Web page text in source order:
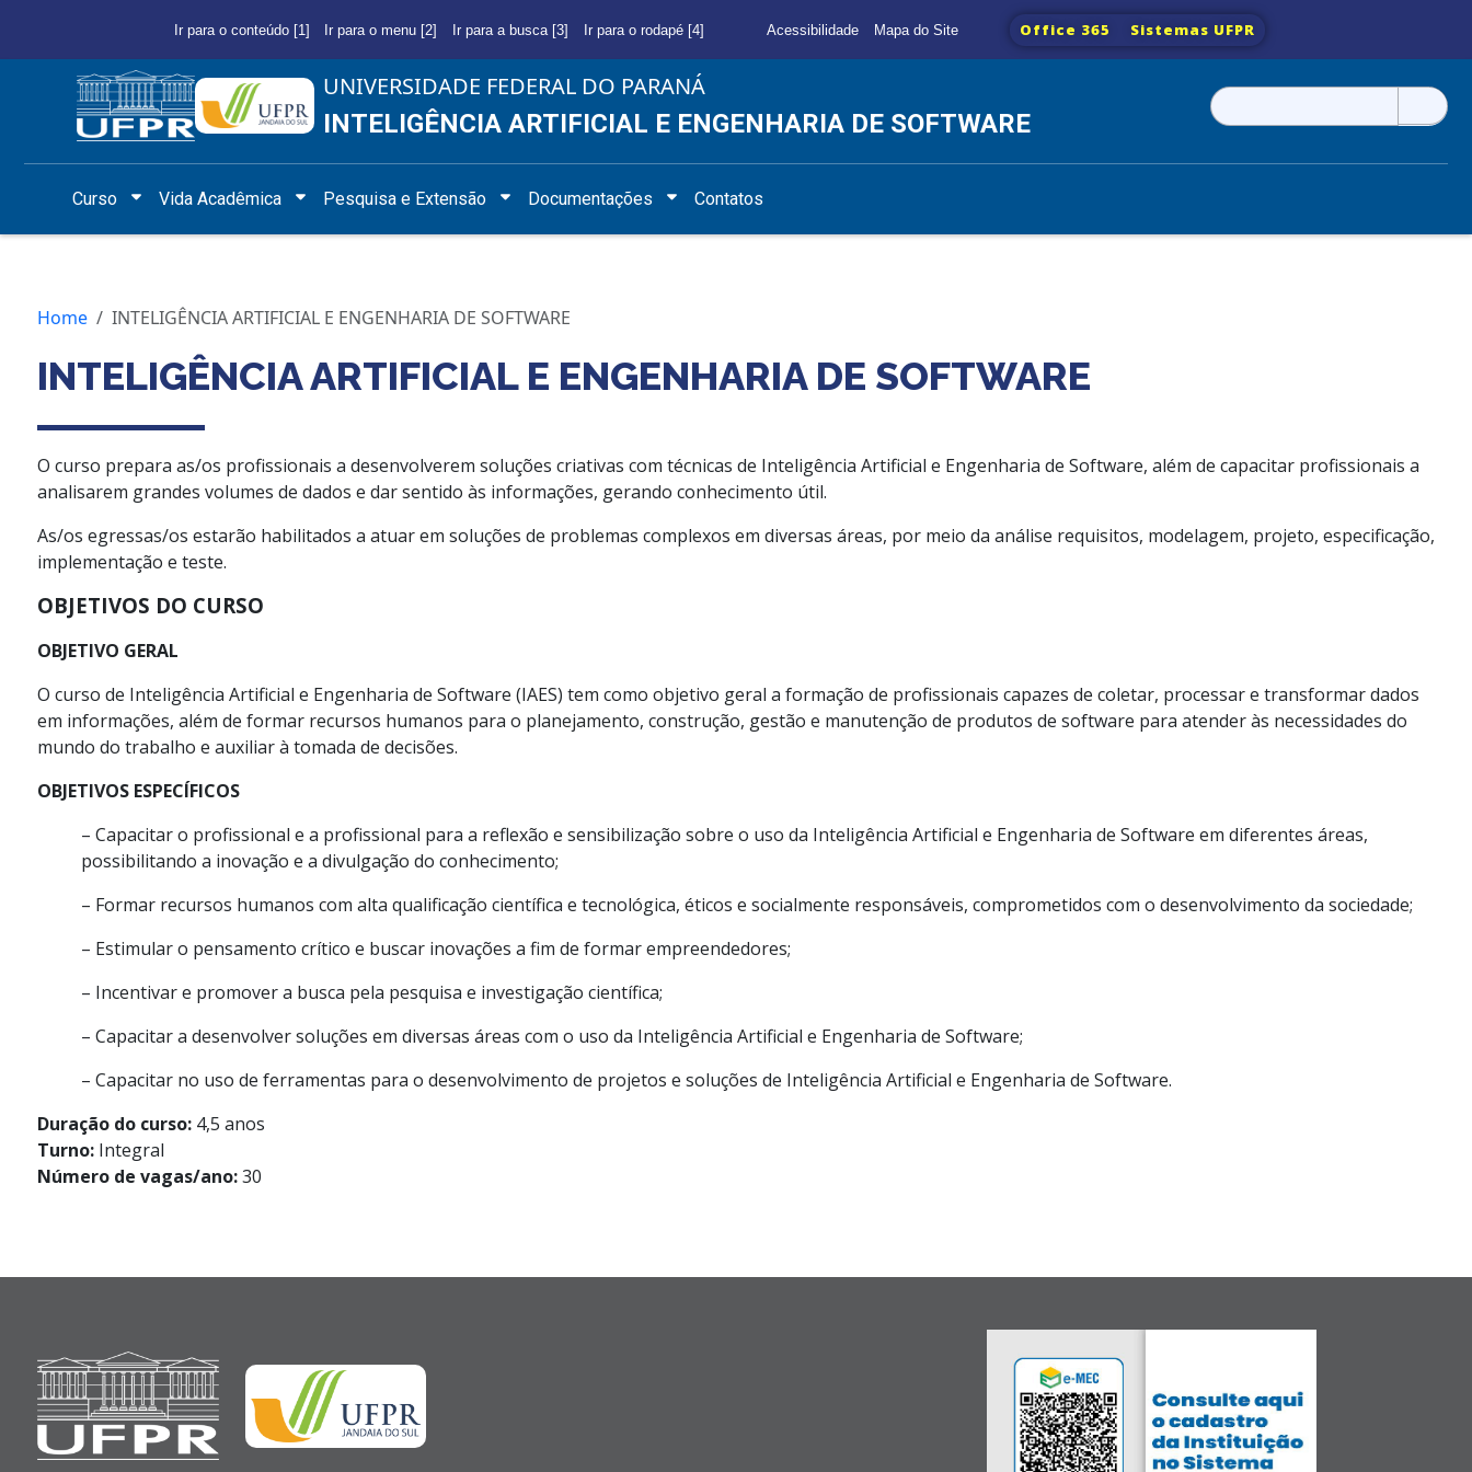
Ir para o conteúdo [1] Ir para o menu [2] Ir para a busca [3] Ir para o rodapé [4] Acessibilidade Mapa do Site Office 365 Sistemas UFPR
UNIVERSIDADE FEDERAL DO PARANÁ
INTELIGÊNCIA ARTIFICIAL E ENGENHARIA DE SOFTWARE
Pesquisar
por:
Curso Vida Acadêmica Pesquisa e Extensão Documentações Contatos
Home INTELIGÊNCIA ARTIFICIAL E ENGENHARIA DE SOFTWARE
INTELIGÊNCIA ARTIFICIAL E ENGENHARIA DE SOFTWARE
O curso prepara as/os profissionais a desenvolverem soluções criativas com técnicas de Inteligência Artificial e Engenharia de Software, além de capacitar profissionais a
analisarem grandes volumes de dados e dar sentido às informações, gerando conhecimento útil.
As/os egressas/os estarão habilitados a atuar em soluções de problemas complexos em diversas áreas, por meio da análise requisitos, modelagem, projeto, especificação,
implementação e teste.
OBJETIVOS DO CURSO
OBJETIVO GERAL
O curso de Inteligência Artificial e Engenharia de Software (IAES) tem como objetivo geral a formação de profissionais capazes de coletar, processar e transformar dados
em informações, além de formar recursos humanos para o planejamento, construção, gestão e manutenção de produtos de software para atender às necessidades do
mundo do trabalho e auxiliar à tomada de decisões.
OBJETIVOS ESPECÍFICOS
– Capacitar o profissional e a profissional para a reflexão e sensibilização sobre o uso da Inteligência Artificial e Engenharia de Software em diferentes áreas,
possibilitando a inovação e a divulgação do conhecimento;
– Formar recursos humanos com alta qualificação científica e tecnológica, éticos e socialmente responsáveis, comprometidos com o desenvolvimento da sociedade;
– Estimular o pensamento crítico e buscar inovações a fim de formar empreendedores;
– Incentivar e promover a busca pela pesquisa e investigação científica;
– Capacitar a desenvolver soluções em diversas áreas com o uso da Inteligência Artificial e Engenharia de Software;
– Capacitar no uso de ferramentas para o desenvolvimento de projetos e soluções de Inteligência Artificial e Engenharia de Software.
Duração do curso: 4,5 anos
Turno: Integral
Número de vagas/ano:30